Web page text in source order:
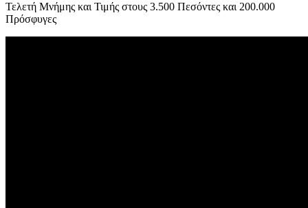
Τελετή Μνήμης και Τιμής στους 3.500 Πεσόντες και 200.000
Πρόσφυγες